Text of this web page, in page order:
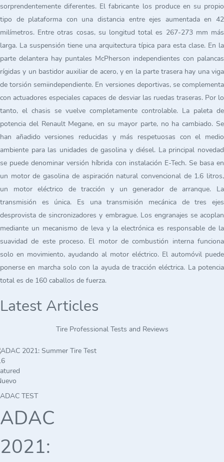
sorprendentemente diferentes. El fabricante los produce en su propio
tipo de plataforma con una distancia entre ejes aumentada en 42
milímetros. Entre otras cosas, su longitud total es 267-273 mm más
larga. La suspensión tiene una arquitectura típica para esta clase. En la
parte delantera hay puntales McPherson independientes con palancas
rígidas y un bastidor auxiliar de acero, y en la parte trasera hay una viga
de torsión semiindependiente. En versiones deportivas, se complementa
con actuadores especiales capaces de desviar las ruedas traseras. Por lo
tanto, el chasis se vuelve completamente controlable. La paleta de
potencia del Renault Megane, en su mayor parte, no ha cambiado. Se
han añadido versiones reducidas y más respetuosas con el medio
ambiente para las unidades de gasolina y diésel. La principal novedad
se puede denominar versión híbrida con instalación E-Tech. Se basa en
un motor de gasolina de aspiración natural convencional de 1.6 litros,
un motor eléctrico de tracción y un generador de arranque. La
transmisión es única. Es una transmisión mecánica de tres ejes
desprovista de sincronizadores y embrague. Los engranajes se acoplan
mediante un mecanismo de leva y la electrónica es responsable de la
suavidad de este proceso. El motor de combustión interna funciona
solo en movimiento, ayudando al motor eléctrico. El automóvil puede
ponerse en marcha solo con la ayuda de tracción eléctrica. La potencia
total es de 160 caballos de fuerza.
Latest Articles
Tire Professional Tests and Reviews
ADAC TEST
ADAC
2021: